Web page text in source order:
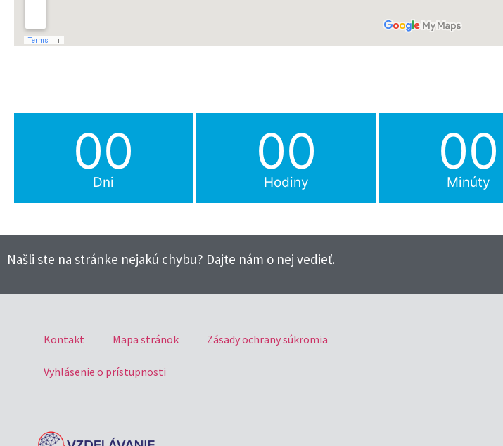
00
Dni
00
Hodiny
00
Minúty
Našli ste na stránke nejakú chybu? Dajte nám o nej vedieť.
Kontakt Mapa stránok Zásady ochrany súkromia
Vyhlásenie o prístupnosti